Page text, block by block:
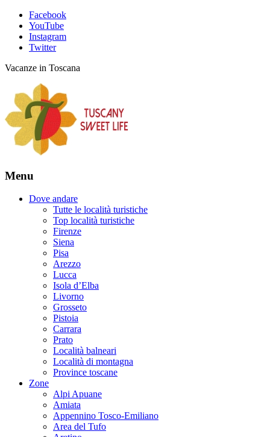
Facebook
YouTube
Instagram
Twitter
Vacanze in Toscana
Menu
Dove andare
Tutte le località turistiche
Top località turistiche
Firenze
Siena
Pisa
Arezzo
Lucca
Isola d’Elba
Livorno
Grosseto
Pistoia
Carrara
Prato
Località balneari
Località di montagna
Province toscane
Zone
Alpi Apuane
Amiata
Appennino Tosco-Emiliano
Area del Tufo